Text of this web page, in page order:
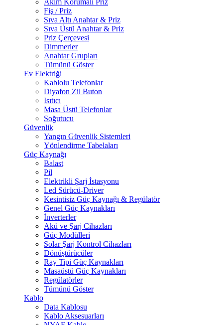
Akım Korumalı Priz
Fiş / Priz
Sıva Altı Anahtar & Priz
Sıva Üstü Anahtar & Priz
Priz Çerçevesi
Dimmerler
Anahtar Grupları
Tümünü Göster
Ev Elektriği
Kablolu Telefonlar
Diyafon Zil Buton
Isıtıcı
Masa Üstü Telefonlar
Soğutucu
Güvenlik
Yangın Güvenlik Sistemleri
Yönlendirme Tabelaları
Güç Kaynağı
Balast
Pil
Elektrikli Şarj İstasyonu
Led Sürücü-Driver
Kesintisiz Güç Kaynağı & Regülatör
Genel Güç Kaynakları
İnverterler
Akü ve Şarj Cihazları
Güç Modülleri
Solar Şarj Kontrol Cihazları
Dönüştürücüler
Ray Tipi Güç Kaynakları
Masaüstü Güç Kaynakları
Regülatörler
Tümünü Göster
Kablo
Data Kablosu
Kablo Aksesuarları